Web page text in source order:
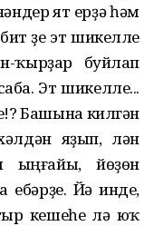
ят ерҙә һәм
үҙе эт шикелле
ҡырҙар буйлап
Эт шикелле...
Башына килгән
яҙып, үлән
ыңғайы, йөҙөн
ебәрҙе. Йә инде,
кешеһе лә юҡ